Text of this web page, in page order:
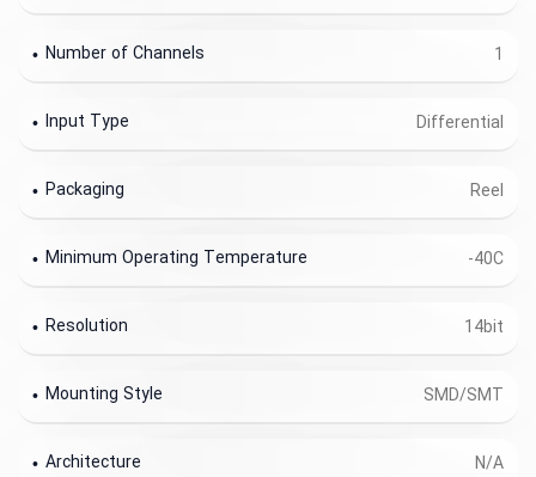
1
Number of Channels
Differential
Input Type
Reel
Packaging
-40C
Minimum Operating Temperature
14bit
Resolution
SMD/SMT
Mounting Style
N/A
Architecture